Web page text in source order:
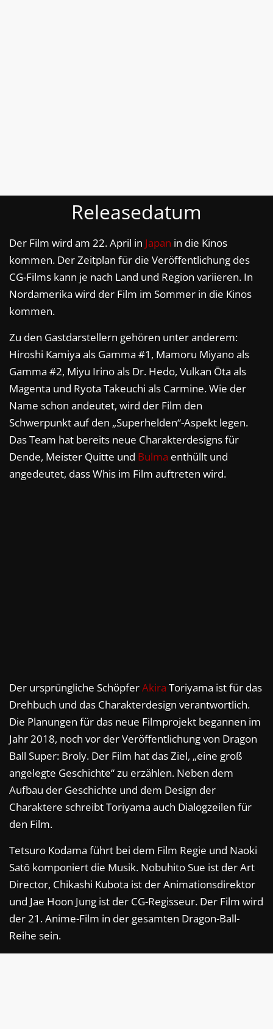
Releasedatum
Der Film wird am 22. April in Japan in die Kinos
kommen. Der Zeitplan für die Veröffentlichung des
CG-Films kann je nach Land und Region variieren. In
Nordamerika wird der Film im Sommer in die Kinos
kommen.
Zu den Gastdarstellern gehören unter anderem:
Hiroshi Kamiya als Gamma #1, Mamoru Miyano als
Gamma #2, Miyu Irino als Dr. Hedo, Vulkan Ōta als
Magenta und Ryota Takeuchi als Carmine. Wie der
Name schon andeutet, wird der Film den
Schwerpunkt auf den „Superhelden“-Aspekt legen.
Das Team hat bereits neue Charakterdesigns für
Dende, Meister Quitte und Bulma enthüllt und
angedeutet, dass Whis im Film auftreten wird.
Der ursprüngliche SchöpferAkira Toriyama ist für das
Drehbuch und das Charakterdesign verantwortlich.
Die Planungen für das neue Filmprojekt begannen im
Jahr 2018, noch vor der Veröffentlichung von Dragon
Ball Super: Broly. Der Film hat das Ziel, „eine groß
angelegte Geschichte“ zu erzählen. Neben dem
Aufbau der Geschichte und dem Design der
Charaktere schreibt Toriyama auch Dialogzeilen für
den Film.
Tetsuro Kodama führt bei dem Film Regie und Naoki
Satō komponiert die Musik. Nobuhito Sue ist der Art
Director, Chikashi Kubota ist der Animationsdirektor
und Jae Hoon Jung ist der CG-Regisseur. Der Film wird
der 21. Anime-Film in der gesamten Dragon-Ball-
Reihe sein.